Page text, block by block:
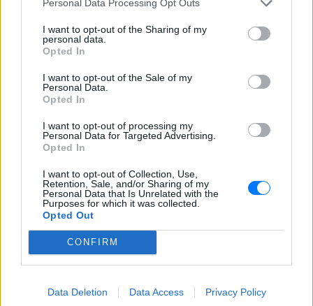
Personal Data Processing Opt Outs
I want to opt-out of the Sharing of my
personal data.
Opted In
I want to opt-out of the Sale of my
Personal Data.
Opted In
I want to opt-out of processing my
Personal Data for Targeted Advertising.
Opted In
I want to opt-out of Collection, Use,
Retention, Sale, and/or Sharing of my
Personal Data that Is Unrelated with the
Purposes for which it was collected.
Opted Out
CONFIRM
Data Deletion Data Access Privacy Policy
και μοιράστηκε ένα μήνυμα που
συγκίνησε ‑ Τι έγραψε για τη
ζωή, τους γονείς του και την
Ο διάσημος σχεδιαστής μόδας
του, τη δημιουργικότητά του και τη χαρά
της ζωής.
θεραπεία κατά του καρκίνου